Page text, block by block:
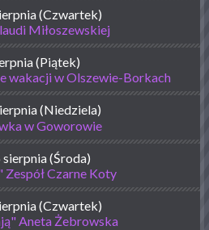
(Czwartek)
Miłoszewskiej
(Piątek)
wakacji w Olszewie-Borkach
(Niedziela)
w Goworowie
sierpnia (Środa)
Czarne Koty
(Czwartek)
Aneta Żebrowska